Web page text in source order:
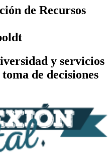
de Recursos
y servicios
de decisiones